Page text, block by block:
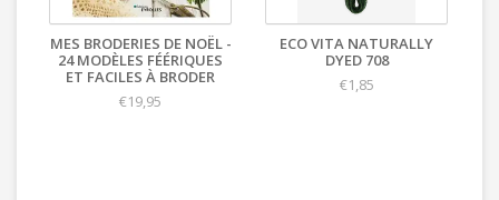
MES BRODERIES DE NOËL -
24 MODÈLES FÉÉRIQUES
ET FACILES À BRODER
€19,95
ECO VITA NATURALLY
DYED 708
€1,85